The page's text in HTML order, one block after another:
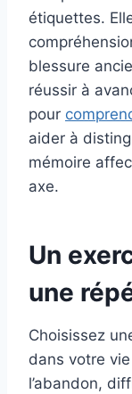
étiquettes.
blessure
réussir à
pour
aider à
mémoire
axe.
Un
une
Choisissez
dans votre
l’abandon,